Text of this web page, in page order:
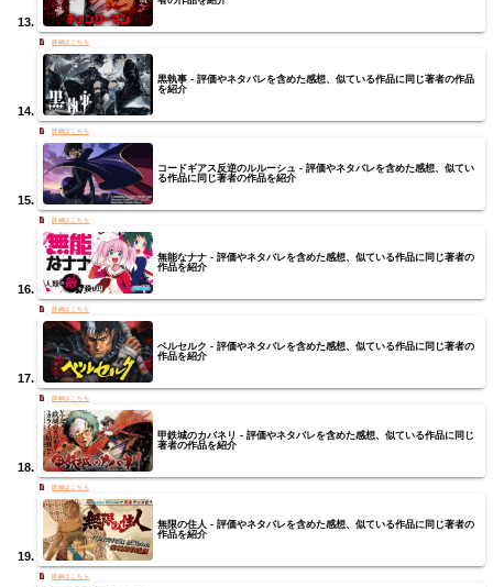
黒執事 - 評価やネタバレを含めた感想、似ている作品に同じ著者の作品
を紹介
コードギアス反逆のルルーシュ - 評価やネタバレを含めた感想、似てい
る作品に同じ著者の作品を紹介
無能なナナ - 評価やネタバレを含めた感想、似ている作品に同じ著者の
作品を紹介
ベルセルク - 評価やネタバレを含めた感想、似ている作品に同じ著者の
作品を紹介
甲鉄城のカバネリ - 評価やネタバレを含めた感想、似ている作品に同じ
著者の作品を紹介
無限の住人 - 評価やネタバレを含めた感想、似ている作品に同じ著者の
作品を紹介